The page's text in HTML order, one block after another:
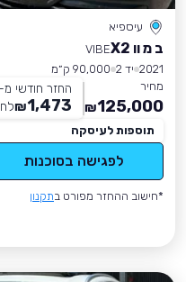
עיספיא
ב מ וו X2
VIBE
2021 יד 2
90,000 ק״מ
מחיר
125,000
₪
החזר חודשי מ-
1,473
₪
תוספות לעיסקה
לפגישה בסוכנות
*חישוב ההחזר מפורט בתקנון